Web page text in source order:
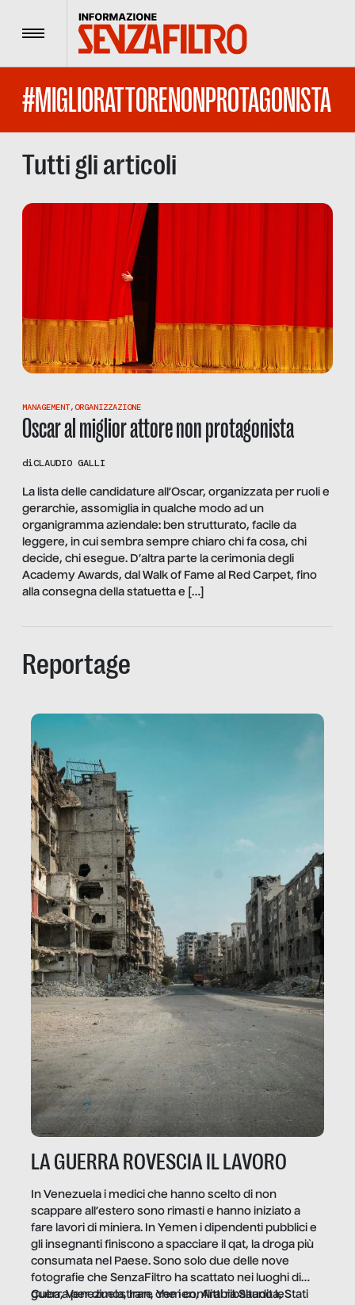
Menu
#MIGLIORATTORENONPROTAGONISTA
Tutti gli articoli
MANAGEMENT,ORGANIZZAZIONE
Oscar al miglior attore non protagonista
diCLAUDIO GALLI
La lista delle candidature all’Oscar, organizzata per ruoli e
gerarchie, assomiglia in qualche modo ad un
organigramma aziendale: ben strutturato, facile da
leggere, in cui sembra sempre chiaro chi fa cosa, chi
decide, chi esegue. D’altra parte la cerimonia degli
Academy Awards, dal Walk of Fame al Red Carpet, fino
alla consegna della statuetta e […]
Reportage
LA GUERRA ROVESCIA IL LAVORO
In Venezuela i medici che hanno scelto di non
scappare all’estero sono rimasti e hanno iniziato a
fare lavori di miniera. In Yemen i dipendenti pubblici e
gli insegnanti finiscono a spacciare il qat, la droga più
consumata nel Paese. Sono solo due delle nove
fotografie che SenzaFiltro ha scattato nei luoghi di
guerra per dimostrare che i conflitti ribaltano le
Cuba, Venezuela, Iran, Yemen, Arabia Saudita, Stati